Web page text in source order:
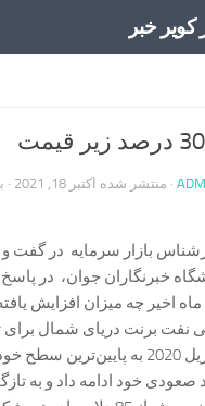
کویر خبر
· منتشر شده اکتبر 18, 2021 ·
بازار سرمایه در گفت و
خبرنگاران جوان، در
اخیر چه میزان افزایش
نفت برنت دریای شمال برای
صعودی خود ادامه داد و به